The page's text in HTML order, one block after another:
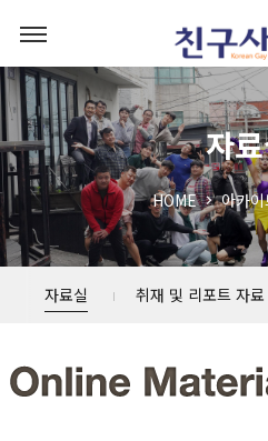
자
HOME 아카이
자료실 취재 및 리포트 자료